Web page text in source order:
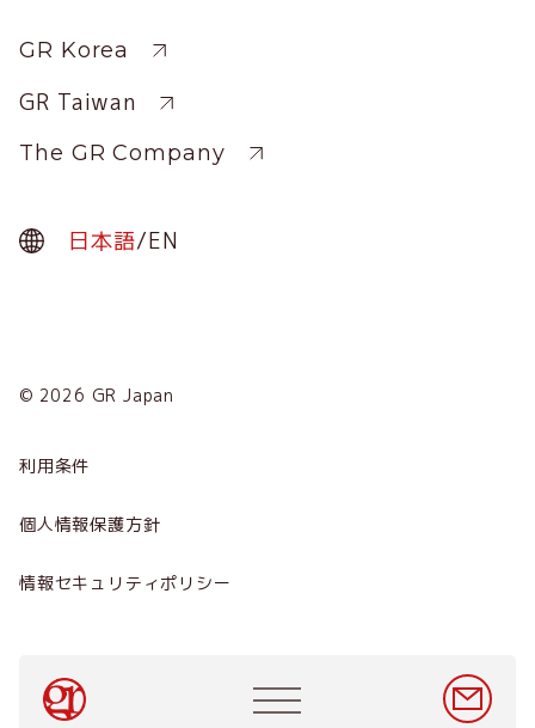
Main
navigation
Sitewide
GR Korea
GR Taiwan
The GR Company
日本語/EN
© 2026 GR Japan
Term
利用条件
個人情報保護方針
情報セキュリティポリシー